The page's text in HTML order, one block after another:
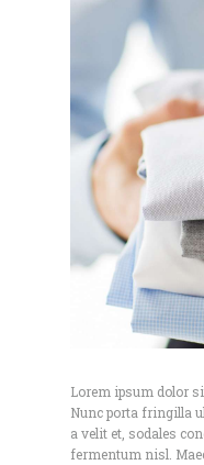
Lorem ipsum dolor
Nunc porta fringilla
a velit et, sodales
fermentum nisl.